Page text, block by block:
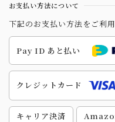
お支払い方法について
下記のお支払い方法をご利用
Pay ID あと払い
クレジットカード
キャリア決済